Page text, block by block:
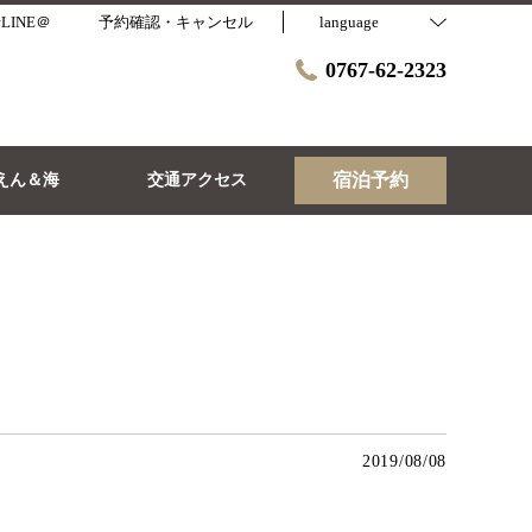
＠ 予約確認・キャンセル language
0767-62-2323
ん＆海 交通アクセス 宿泊予約
2019/08/08